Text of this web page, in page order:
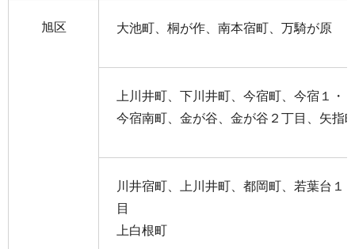
旭区 大池町、桐が作、南本宿町、万騎が原
上川井町、下川井町、今宿町、今宿１・
今宿南町、金が谷、金が谷２丁目、矢指
川井宿町、上川井町、都岡町、若葉台１
目
上白根町